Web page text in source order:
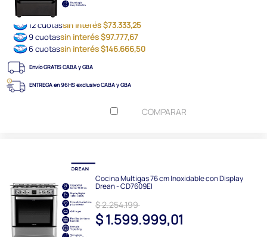
12 cuotassin interés $73.333,25
9 cuotassin interés $97.777,67
6 cuotassin interés $146.666,50
Envío GRATIS CABA y GBA
ENTREGA en 96HS exclusivo CABA y GBA
COMPARAR
Cocina Multigas 76 cm Inoxidable con Display
Drean - CD7609EI
$ 2.254.199
$ 1.599.999,01